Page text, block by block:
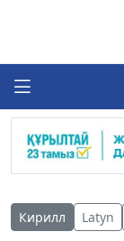
Кирилл Latyn